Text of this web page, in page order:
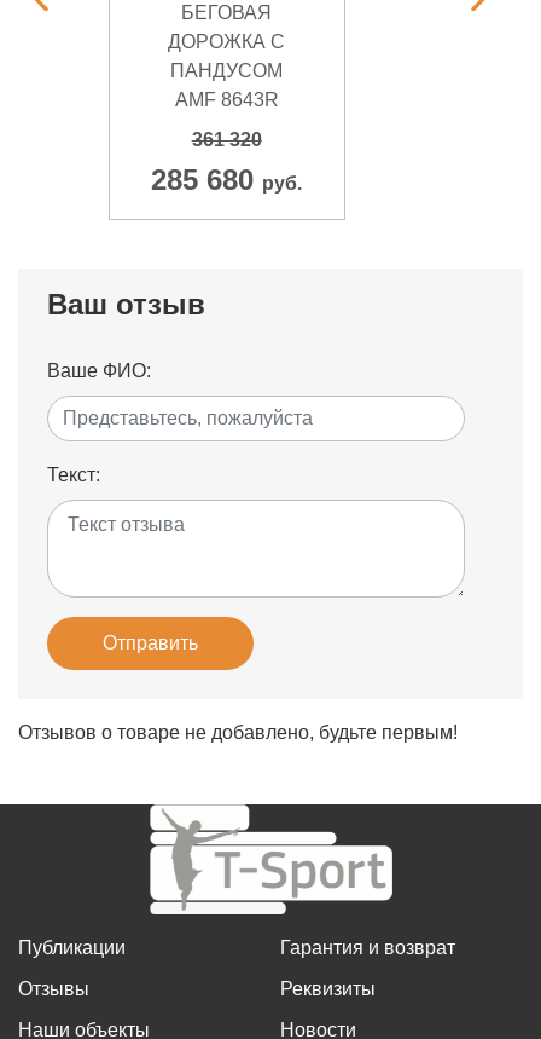
БЕГОВАЯ
ДОРОЖКА С
ПАНДУСОМ
AMF 8643R
361 320
285 680 руб.
Ваш отзыв
Ваше ФИО:
Текст:
Отправить
Отзывов о товаре не добавлено, будьте первым!
Публикации
Отзывы
Наши объекты
Гарантия и возврат
Реквизиты
Новости